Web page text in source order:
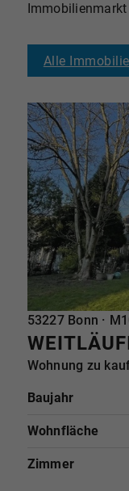
Alle
REFERENZ
53227 Bonn ·
Wohnung zu
Baujahr
Wohnfläche
Zimmer